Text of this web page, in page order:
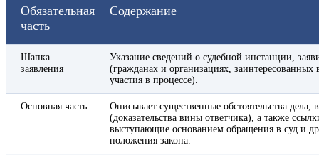
Обязательная
часть
Содержание
Шапка
заявления
Указание сведений о судебной инстанции,
(гражданах и организациях, заинтересованных
участия в процессе).
Основная часть
Описывает существенные обстоятельства дела,
(доказательства вины ответчика), а также
выступающие основанием обращения в суд и
положения закона.